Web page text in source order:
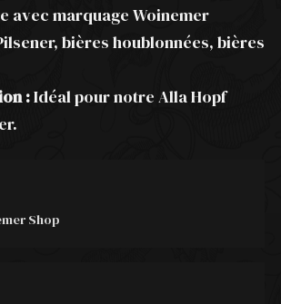
avec marquage Woinemer
bières houblonnées, bières
:Idéal pour notre Alla Hopf
Shop